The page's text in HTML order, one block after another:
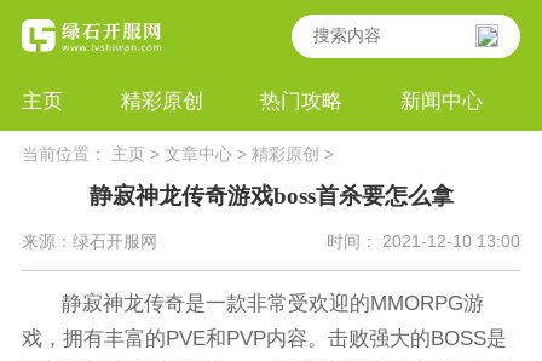
主页 精彩原创 热门攻略 新闻中心
当前位置： 主页> 文章中心> 精彩原创 >
静寂神龙传奇游戏boss首杀要怎么拿
来源：绿石开服网 时间： 2021-12-10 13:00
静寂神龙传奇是一款非常受欢迎的MMORPG游
戏，拥有丰富的PVE和PVP内容。击败强大的BOSS是